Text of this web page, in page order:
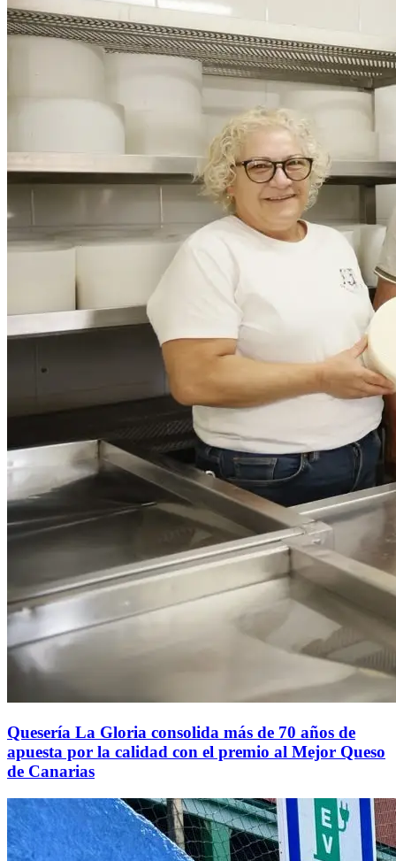
Quesería La Gloria consolida más de 70 años de
apuesta por la calidad con el premio al Mejor Queso
de Canarias